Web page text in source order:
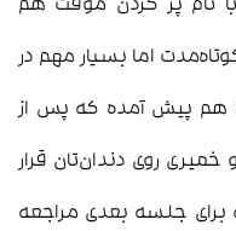
نام پر کردن موقت هم
اما بسیار مهم در
هم پیش آمده که پس از
خمیری روی دندان‌تان قرار
جلسه بعدی مراجعه